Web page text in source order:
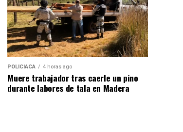
POLICIACA 4 horas ago
Muere trabajador tras caerle un pino
durante labores de tala en Madera